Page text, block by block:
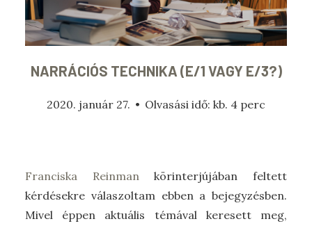
NARRÁCIÓS TECHNIKA (E/1 VAGY E/3?)
2020. január 27. • Olvasási idő: kb. 4 perc
Franciska Reinmankörinterjújában feltett
kérdésekre válaszoltam ebben a bejegyzésben.
Mivel éppen aktuális témával keresett meg,